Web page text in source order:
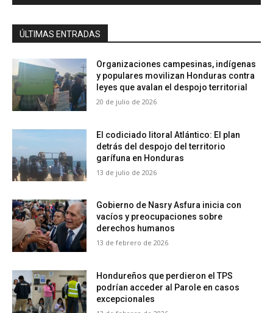
ÚLTIMAS ENTRADAS
Organizaciones campesinas, indígenas
y populares movilizan Honduras contra
leyes que avalan el despojo territorial
20 de julio de 2026
El codiciado litoral Atlántico: El plan
detrás del despojo del territorio
garífuna en Honduras
13 de julio de 2026
Gobierno de Nasry Asfura inicia con
vacíos y preocupaciones sobre
derechos humanos
13 de febrero de 2026
Hondureños que perdieron el TPS
podrían acceder al Parole en casos
excepcionales